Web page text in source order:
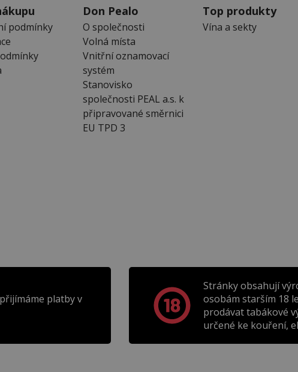
podmínky
Don Pealo
O společnosti
Volná místa
Vnitřní oznamovací
systém
Stanovisko
společnosti PEAL a.s. k
připravované směrnici
EU TPD 3
Top produkty
Vína a sekty
platby v
Stránky obsahují
osobám starším 18
prodávat tabákové
určené ke kouření,